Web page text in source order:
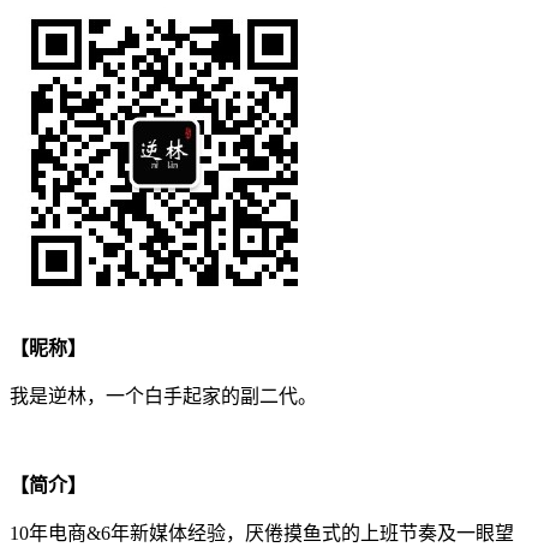
【昵称】
我是逆林，一个白手起家的副二代。
【简介】
10年电商&6年新媒体经验，厌倦摸鱼式的上班节奏及一眼望